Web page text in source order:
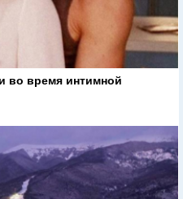
во время интимной